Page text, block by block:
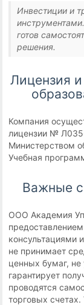
Инвестиции и
готов
решения.
Лицензия
Компания
лицензии №
Министерством
Учебная
Важные
ООО Академия
консультациями
не принимает
ценных бумаг, не
гарантирует
проводятся
торговых